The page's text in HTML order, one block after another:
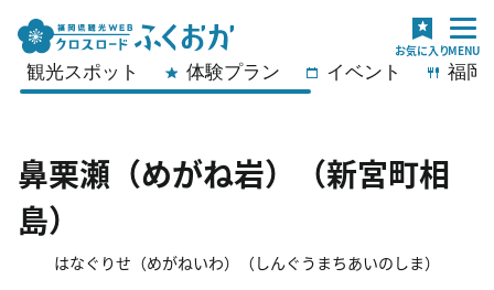
観光スポット 体験プラン イベント 福岡
鼻栗瀬（めがね岩）（新宮町相
島）
はなぐりせ（めがねいわ）（しんぐうまちあいのしま）